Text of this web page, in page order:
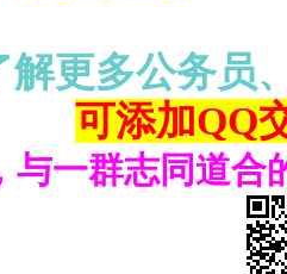
解更多公务员
可添加QQ
与一群志同道合